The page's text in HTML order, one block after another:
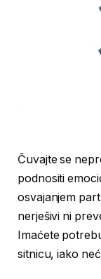
Čuvajte se
podnositi
osvajanjem
nerješivi ni
Imaćete
sitnicu, iako